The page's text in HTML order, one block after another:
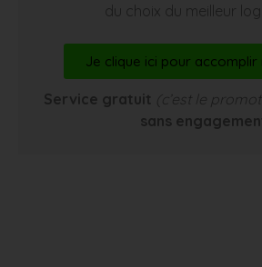
du choix du meilleur
Je clique ici pour accomplir
Service gratuit (c’est le
sans